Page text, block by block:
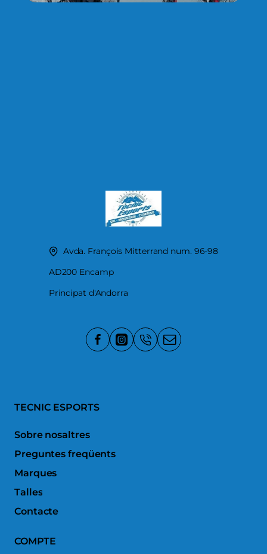
Avda. François Mitterrand num. 96-98
AD200 Encamp
Principat d'Andorra
TECNIC ESPORTS
Sobre nosaltres
Preguntes freqüents
Marques
Talles
Contacte
COMPTE